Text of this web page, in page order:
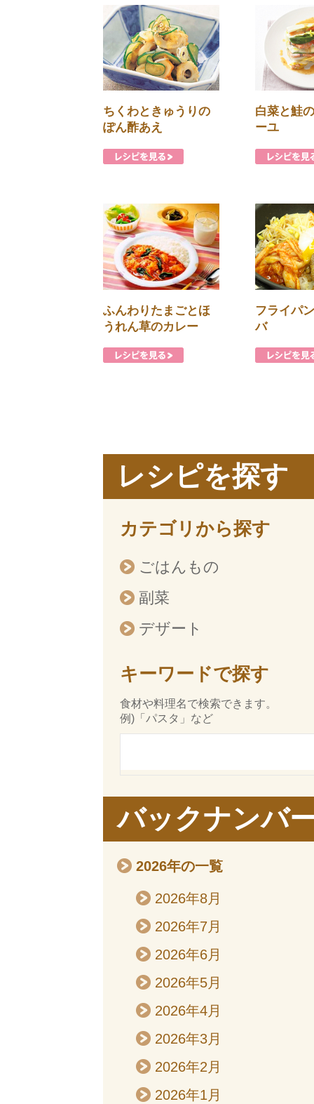
ちくわときゅうりの
ぽん酢あえ
白菜と鮭
ーユ
ふんわりたまごとほ
うれん草のカレー
フライパ
バ
レシピを探す
カテゴリから探す
ごはんもの
副菜
デザート
キーワードで探す
食材や料理名で検索できます。
例)「パスタ」など
バックナンバ
2026年の一覧
2026年8月
2026年7月
2026年6月
2026年5月
2026年4月
2026年3月
2026年2月
2026年1月